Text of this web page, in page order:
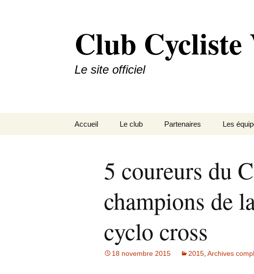
Club Cycliste
Le site officiel
Accueil Le club
Histoire
Nous situer
Archives
2013
Photos Archives
Partenaires
Autres Partenaires
Les
Cadet
Régionale
5 coureurs du
champions de
cyclo cross
18 novembre 2015 2015 Archives